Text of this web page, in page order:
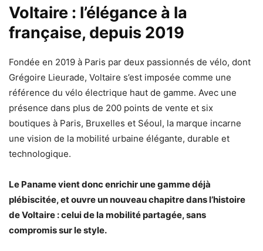
Voltaire : l’élégance à la
française, depuis 2019
Fondée en 2019 à Paris par deux passionnés de vélo, dont
Grégoire Lieurade, Voltaire s’est imposée comme une
référence du vélo électrique haut de gamme. Avec une
présence dans plus de 200 points de vente et six
boutiques à Paris, Bruxelles et Séoul, la marque incarne
une vision de la mobilité urbaine élégante, durable et
technologique.
Le Paname vient donc enrichir une gamme déjà
plébiscitée, et ouvre un nouveau chapitre dans l’histoire
de Voltaire : celui de la mobilité partagée, sans
compromis sur le style.